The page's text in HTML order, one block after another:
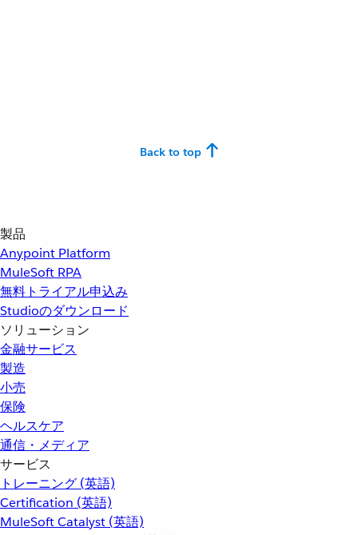
Back to top
製品
Anypoint Platform
MuleSoft RPA
無料トライアル申込み
Studioのダウンロード
ソリューション
金融サービス
製造
小売
保険
ヘルスケア
通信・メディア
サービス
トレーニング (英語)
Certification (英語)
MuleSoft Catalyst (英語)